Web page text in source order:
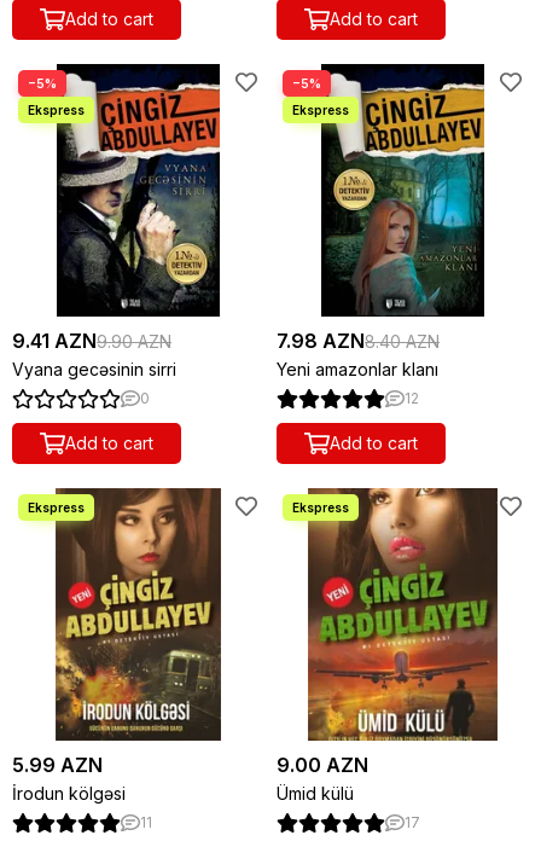
Add to cart Add to cart
−5%
9.41 AZN9.90 AZN
Vyana gecəsinin sirri
0
Add to cart
−5%
7.98 AZN8.40 AZN
Yeni amazonlar klanı
12
Add to cart
5.99 AZN
İrodun kölgəsi
11
9.00 AZN
Ümid külü
17